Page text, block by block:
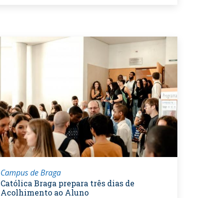
Campus de Braga
Católica Braga prepara três dias de
Acolhimento ao Aluno